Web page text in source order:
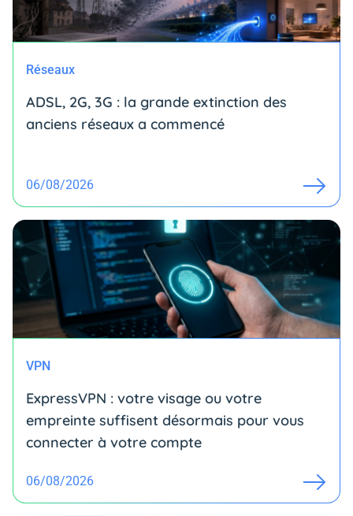
Réseaux
ADSL, 2G, 3G : la grande extinction des
anciens réseaux a commencé
06/08/2026
VPN
ExpressVPN : votre visage ou votre
empreinte suffisent désormais pour vous
connecter à votre compte
06/08/2026